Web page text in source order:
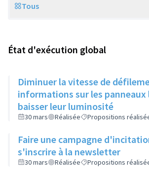
Scope
Tous
État d'exécution global
Diminuer la vitesse de
informations sur les
baisser leur luminosité
30 mars Réalisée Propositions
Faire une campagne
s'inscrire à la newsletter
30 mars Réalisée Propositions